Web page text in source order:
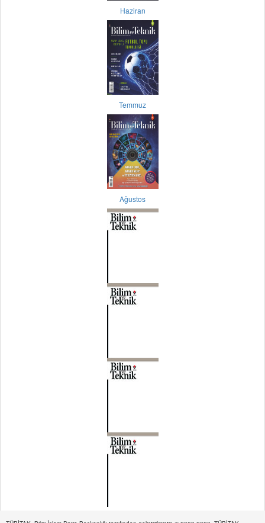
Haziran
Temmuz
Ağustos